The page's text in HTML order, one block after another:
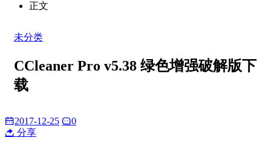
正文
未分类
CCleaner Pro v5.38 绿色增强破解版下
载
2017-12-25
0
分享